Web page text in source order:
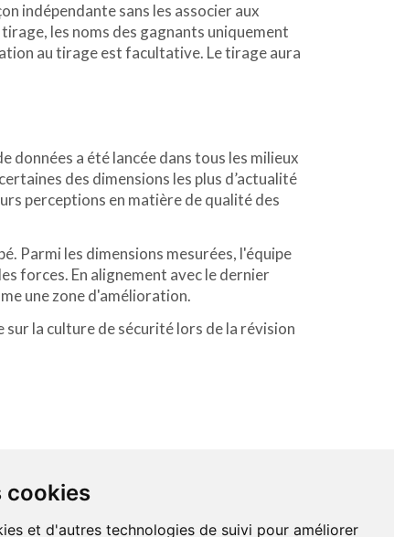
cookies
et d'autres technologies de suivi pour améliorer
indépendante sans les associer aux
les noms des gagnants uniquement
au tirage est facultative. Le tirage aura
données a été lancée dans tous les milieux
des dimensions les plus d’actualité
perceptions en matière de qualité des
Parmi les dimensions mesurées, l'équipe
forces. En alignement avec le dernier
une zone d'amélioration.
la culture de sécurité lors de la révision